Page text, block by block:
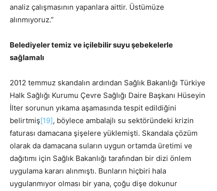
analiz çalışmasının yapanlara aittir. Üstümüze
alınmıyoruz.”
Belediyeler temiz ve içilebilir suyu şebekelerle
sağlamalı
2012 temmuz skandalın ardından Sağlık Bakanlığı Türkiye
Halk Sağlığı Kurumu Çevre Sağlığı Daire Başkanı Hüseyin
İlter sorunun yıkama aşamasında tespit edildiğini
belirtmiş[19], böylece ambalajlı su sektöründeki krizin
faturası damacana şişelere yüklemişti. Skandala çözüm
olarak da damacana suların uygun ortamda üretimi ve
dağıtımı için Sağlık Bakanlığı tarafından bir dizi önlem
uygulama kararı alınmıştı. Bunların hiçbiri hala
uygulanmıyor olması bir yana, çoğu dişe dokunur